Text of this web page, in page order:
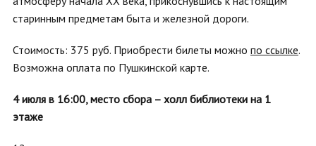
старинным предметам быта и железной дороги.
Стоимость: 375 руб. Приобрести билеты можно по ссылке.
Возможна оплата по Пушкинской карте.
4 июля в 16:00, место сбора – холл библиотеки на 1
этаже